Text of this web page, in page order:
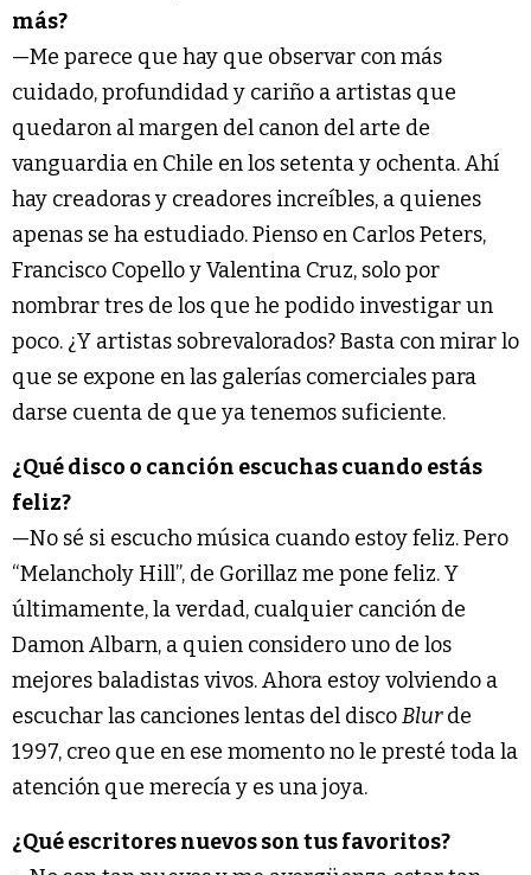
más?
—Me parece que hay que observar con más
cuidado, profundidad y cariño a artistas que
quedaron al margen del canon del arte de
vanguardia en Chile en los setenta y ochenta. Ahí
hay creadoras y creadores increíbles, a quienes
apenas se ha estudiado. Pienso en Carlos Peters,
Francisco Copello y Valentina Cruz, solo por
nombrar tres de los que he podido investigar un
poco. ¿Y artistas sobrevalorados? Basta con mirar lo
que se expone en las galerías comerciales para
darse cuenta de que ya tenemos suficiente.
¿Qué disco o canción escuchas cuando estás
feliz?
—No sé si escucho música cuando estoy feliz. Pero
“Melancholy Hill”, de Gorillaz me pone feliz. Y
últimamente, la verdad, cualquier canción de
Damon Albarn, a quien considero uno de los
mejores baladistas vivos. Ahora estoy volviendo a
escuchar las canciones lentas del discoBlurde
1997, creo que en ese momento no le presté toda la
atención que merecía y es una joya.
¿Qué escritores nuevos son tus favoritos?